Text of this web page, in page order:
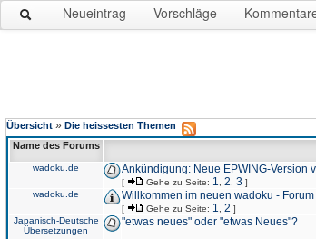
Neueintrag Vorschläge
Übersicht » Die heissesten Themen
Name des Forums
wadoku.de Ankündigung: Neue EPWING-Version
[ Gehe zu Seite: 1 2 3 ]
wadoku.de Willkommen im neuen wadoku - Forum
[ Gehe zu Seite: 1 2 ]
Japanisch-Deutsche
Übersetzungen
"etwas neues" oder "etwas Neues"?